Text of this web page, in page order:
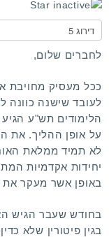
נ
א
ר
לחברים שלום,
ככל מעסיק מחויבת
לעובד שישנה
הלימודים תש"ע
על אופן ההליך. את
לא תמיד ממלאת
יחידות אקדמיות
באופן אשר מעקר את
בחודש שעבר הגיש
בגין פיטורין שלא